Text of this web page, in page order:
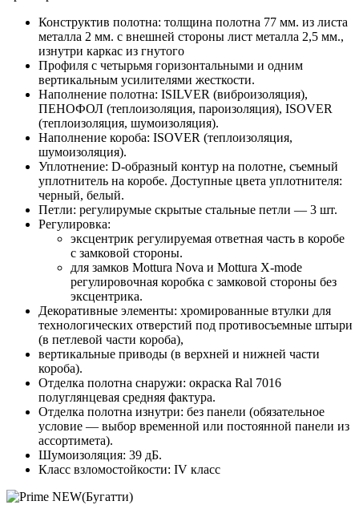
Конструктив полотна: толщина полотна 77 мм. из листа
металла 2 мм. с внешней стороны лист металла 2,5 мм.,
изнутри каркас из гнутого
Профиля с четырьмя горизонтальными и одним
вертикальным усилителями жесткости.
Наполнение полотна: ISILVER (виброизоляция),
ПЕНОФОЛ (теплоизоляция, пароизоляция), ISOVER
(теплоизоляция, шумоизоляция).
Наполнение короба: ISOVER (теплоизоляция,
шумоизоляция).
Уплотнение: D-образный контур на полотне, съемный
уплотнитель на коробе. Доступные цвета уплотнителя:
черный, белый.
Петли: регулирумые скрытые стальные петли — 3 шт.
Регулировка:
эксцентрик регулируемая ответная часть в коробе
с замковой стороны.
для замков Mottura Nova и Mottura X-mode
регулировочная коробка с замковой стороны без
эксцентрика.
Декоративные элементы: хромированные втулки для
технологических отверстий под противосъемные штыри
(в петлевой части короба),
вертикальные приводы (в верхней и нижней части
короба).
Отделка полотна снаружи: окраска Ral 7016
полуглянцевая средняя фактура.
Отделка полотна изнутри: без панели (обязательное
условие — выбор временной или постоянной панели из
ассортимета).
Шумоизоляция: 39 дБ.
Класс взломостойкости: IV класс